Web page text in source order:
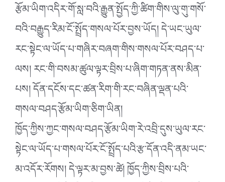
རྩོམ་ཡིག་འདིར་གོ་སླ་བའི་རྒྱུན་སྤྱོད་ཀྱི་ཚིག་གིས་ལུ་གུ་གསོ་
བའི་བརྒྱུད་རིམ་ངོ་སྤྲོད་གསལ་པོར་བྱས་ཡོད། དེ་ཡང་ཡུལ་
རང་སྟེང་ལ་ཡོད་པ་གཞིར་བཞག་གིས་གསལ་པོར་བཤད་པ་
ལས། རང་གི་བསམ་ཚུལ་ལྟར་བྲིས་པ་ཞིག་གཏན་ནས་མིན་
པས། དོན་དངོས་དང་ཚན་རིག་གི་རང་བཞིན་ལྡན་པའི་
གསལ་བཤད་རྩོམ་ཡིག་ཅིག་ཡིན།
ཁྱོད་ཀྱིས་ཀྱང་གསལ་བཤད་རྩོམ་ཡིག་རེ་འབྲི་དུས་ཡུལ་རང་
སྟེང་ལ་ཡོད་པ་གསལ་པོར་ངོ་སྤྲོད་པའི་རྩ་དོན་འདི་ནམ་ཡང་
མ་འདོར་རོགས། དེ་ལྟར་མ་བྱས་ཚེ། ཁྱོད་ཀྱིས་བྲིས་པའི་